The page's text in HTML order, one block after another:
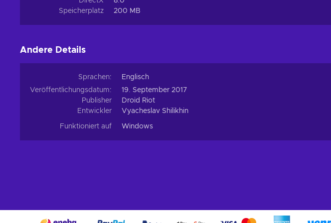
Speicherplatz
200 MB
Andere Details
Sprachen:
Englisch
Veröffentlichungsdatum:
19. September 2017
Publisher
Droid Riot
Entwickler
Vyacheslav Shilikhin
Funktioniert auf Windows